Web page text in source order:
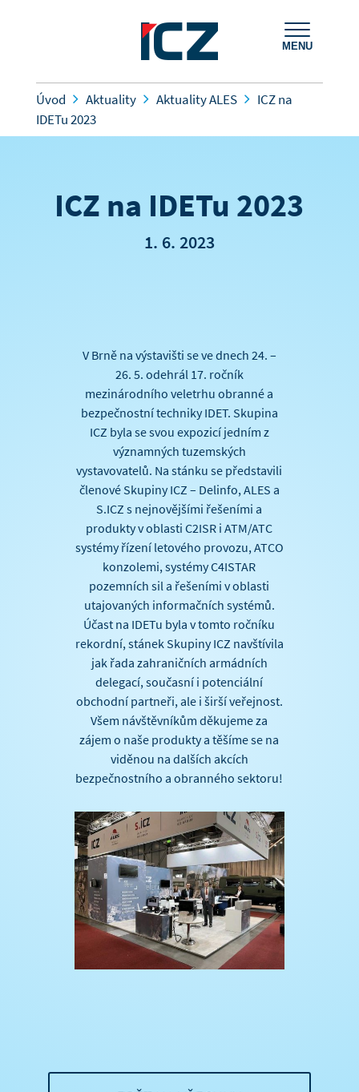
MENU
Úvod Aktuality Aktuality ALES
ICZ na
IDETu 2023
ICZ na IDETu 2023
1. 6. 2023
V Brně na výstavišti se ve dnech 24. –
26. 5. odehrál 17. ročník
mezinárodního veletrhu obranné a
bezpečnostní techniky IDET. Skupina
ICZ byla se svou expozicí jedním z
významných tuzemských
vystavovatelů. Na stánku se představili
členové Skupiny ICZ – Delinfo, ALES a
S.ICZ s nejnovějšími řešeními a
produkty v oblasti C2ISR i ATM/ATC
systémy řízení letového provozu, ATCO
konzolemi, systémy C4ISTAR
pozemních sil a řešeními v oblasti
utajovaných informačních systémů.
Účast na IDETu byla v tomto ročníku
rekordní, stánek Skupiny ICZ navštívila
jak řada zahraničních armádních
delegací, současní i potenciální
obchodní partneři, ale i širší veřejnost.
Všem návštěvníkům děkujeme za
zájem o naše produkty a těšíme se na
viděnou na dalších akcích
bezpečnostního a obranného sektoru!